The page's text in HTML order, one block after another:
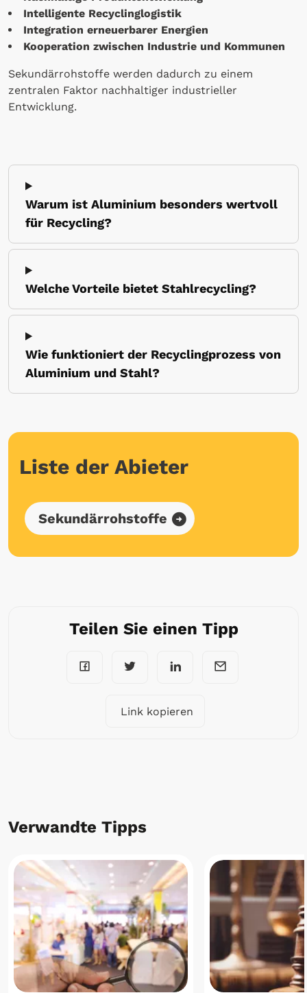
Intelligente Recyclinglogistik
Integration erneuerbarer Energien
Kooperation zwischen Industrie und Kommunen
Sekundärrohstoffe werden dadurch zu einem
zentralen Faktor nachhaltiger industrieller
Entwicklung.
Warum ist Aluminium besonders wertvoll
für Recycling?
Welche Vorteile bietet Stahlrecycling?
Wie funktioniert der Recyclingprozess von
Aluminium und Stahl?
Liste der Abieter
Sekundärrohstoffe
Teilen Sie einen Tipp
Link kopieren
Verwandte Tipps